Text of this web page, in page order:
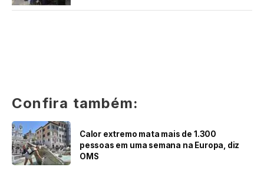
Confira também:
Calor extremo mata mais de 1.300
pessoas em uma semana na Europa, diz
OMS